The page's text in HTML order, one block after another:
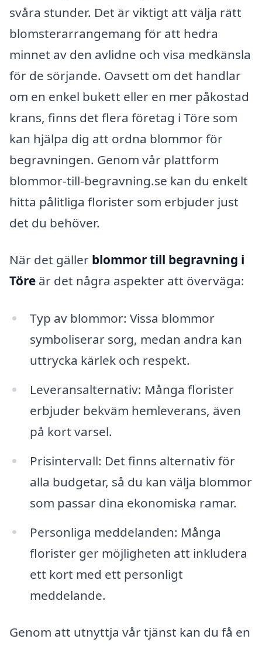
svåra stunder. Det är viktigt att välja rätt
blomsterarrangemang för att hedra
minnet av den avlidne och visa medkänsla
för de sörjande. Oavsett om det handlar
om en enkel bukett eller en mer påkostad
krans, finns det flera företag i Töre som
kan hjälpa dig att ordna blommor för
begravningen. Genom vår plattform
blommor-till-begravning.se kan du enkelt
hitta pålitliga florister som erbjuder just
det du behöver.
När det gäller blommor till begravning i
Töre är det några aspekter att överväga:
Typ av blommor: Vissa blommor
symboliserar sorg, medan andra kan
uttrycka kärlek och respekt.
Leveransalternativ: Många florister
erbjuder bekväm hemleverans, även
på kort varsel.
Prisintervall: Det finns alternativ för
alla budgetar, så du kan välja blommor
som passar dina ekonomiska ramar.
Personliga meddelanden: Många
florister ger möjligheten att inkludera
ett kort med ett personligt
meddelande.
Genom att utnyttja vår tjänst kan du få en